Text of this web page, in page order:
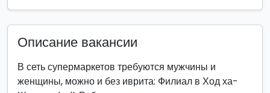
Описание вакансии
В сеть супермаркетов требуются мужчины и
женщины, можно и без иврита: Филиал в Ход ха-